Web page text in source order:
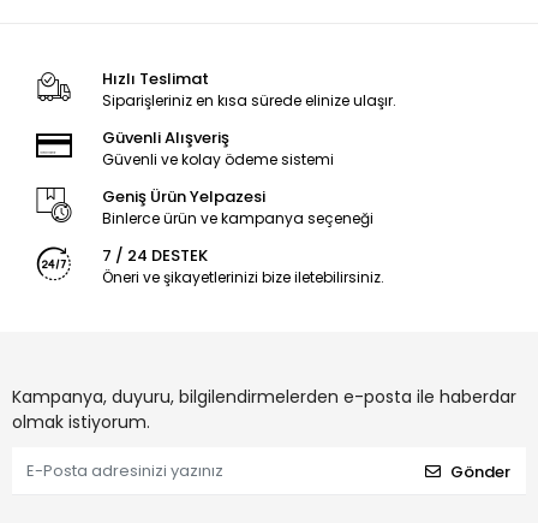
Hızlı Teslimat
Siparişleriniz en kısa sürede elinize ulaşır.
Güvenli Alışveriş
Güvenli ve kolay ödeme sistemi
Geniş Ürün Yelpazesi
Binlerce ürün ve kampanya seçeneği
7 / 24 DESTEK
Öneri ve şikayetlerinizi bize iletebilirsiniz.
Kampanya, duyuru, bilgilendirmelerden e-posta ile haberdar
olmak istiyorum.
Gönder